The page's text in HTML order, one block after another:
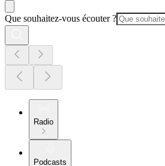
Que souhaitez-vous écouter ?
Radio
Podcasts